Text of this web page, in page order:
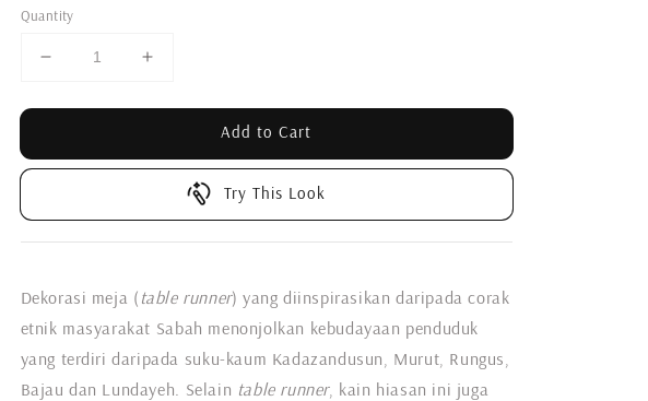
Quantity
Add to Cart
Try This Look
Dekorasi meja ( table runner) yang diinspirasikan daripada corak
etnik masyarakat Sabah menonjolkan kebudayaan penduduk
yang terdiri daripada suku-kaum Kadazandusun, Murut, Rungus,
Bajau dan Lundayeh. Selain table runner, kain hiasan ini juga